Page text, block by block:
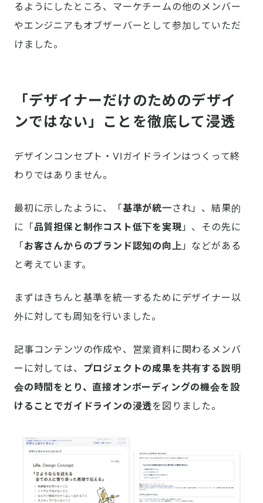
るようにしたところ、マーケチームの他のメンバー
やエンジニアもオブザーバーとして参加していただ
けました。
「デザイナーだけのためのデザイ
ンではない」ことを徹底して浸透
デザインコンセプト・VIガイドラインはつくって終
わりではありません。
最初に示したように、「基準が統一され」、結果的
に「品質担保と制作コスト低下を実現 」、その先に
「お客さんからのブランド認知の向上 」などがある
と考えています。
まずはきちんと基準を統一するためにデザイナー以
外に対しても周知を行いました。
記事コンテンツの作成や、営業資料に関わるメンバ
ーに対しては、 プロジェクトの成果を共有する説明
会の時間をとり、直接オンボーディングの機会を設
けることでガイドラインの浸透を図りました。